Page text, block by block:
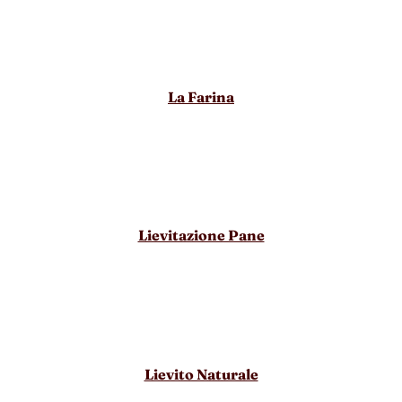
La Farina
Lievitazione Pane
Lievito Naturale